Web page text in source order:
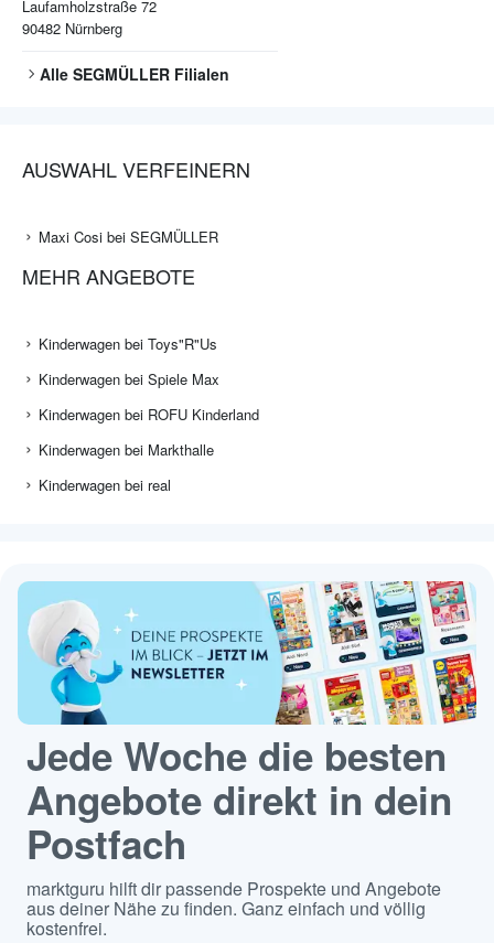
Laufamholzstraße 72
90482 Nürnberg
Alle SEGMÜLLER Filialen
AUSWAHL VERFEINERN
Maxi Cosi bei SEGMÜLLER
MEHR ANGEBOTE
Kinderwagen bei Toys"R"Us
Kinderwagen bei Spiele Max
Kinderwagen bei ROFU Kinderland
Kinderwagen bei Markthalle
Kinderwagen bei real
Jede Woche die besten
Angebote direkt in dein
Postfach
marktguru hilft dir passende Prospekte und Angebote
aus deiner Nähe zu finden. Ganz einfach und völlig
kostenfrei.